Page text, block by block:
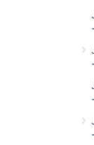
関連コ
JIRA
Jira
Jira
'Jira